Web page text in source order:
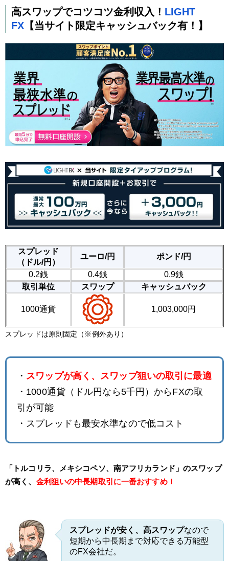
高スワップでコツコツ金利収入！ LIGHT
FX 【当サイト限定キャッシュバック有！】
スプレッド
（ドル/円）
ユーロ/円 ポンド/円
0.2銭 0.4銭
0.9銭
取引単位
スワップ キャッシュバック
1000通貨 1,003,000円
スプレッドは原則固定（※例外あり）
・ スワップが高く、スワップ狙いの取引に最適
・1000通貨（ドル円なら5千円）からFXの取
引が可能
・スプレッドも最安水準なので低コスト
「トルコリラ、メキシコペソ、南アフリカランド」のスワップ
が高く、 金利狙いの中長期取引に一番おすすめ！
スプレッドが安く、高スワップなので
短期から中長期まで対応できる万能型
のFX会社だ。